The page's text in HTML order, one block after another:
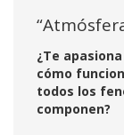
¿Te
cómo
todos los
componen?